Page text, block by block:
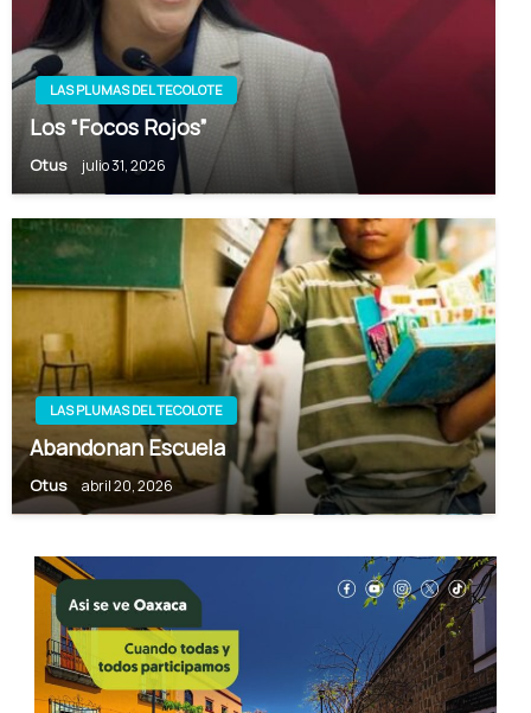
LAS PLUMAS DEL TECOLOTE
Los “Focos Rojos”
Otus julio 31, 2026
LAS PLUMAS DEL TECOLOTE
Abandonan Escuela
Otus abril 20, 2026